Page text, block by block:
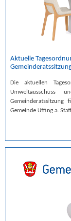
Aktuelle
Die aktuellen
Umweltausschuss
Gemeinde Uffing a.